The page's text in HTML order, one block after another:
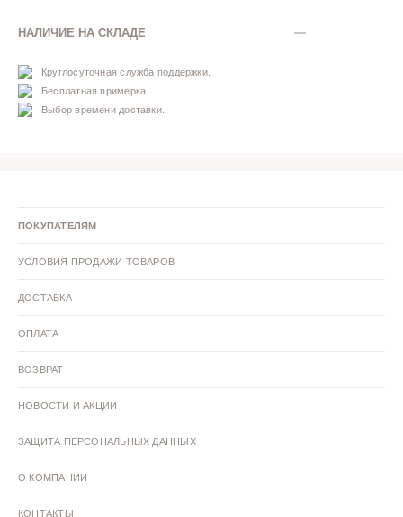
НАЛИЧИЕ НА СКЛАДЕ
Круглосуточная служба поддержки.
Бесплатная примерка.
Выбор времени доставки.
ПОКУПАТЕЛЯМ
УСЛОВИЯ ПРОДАЖИ ТОВАРОВ
ДОСТАВКА
ОПЛАТА
ВОЗВРАТ
НОВОСТИ И АКЦИИ
ЗАЩИТА ПЕРСОНАЛЬНЫХ ДАННЫХ
О КОМПАНИИ
КОНТАКТЫ